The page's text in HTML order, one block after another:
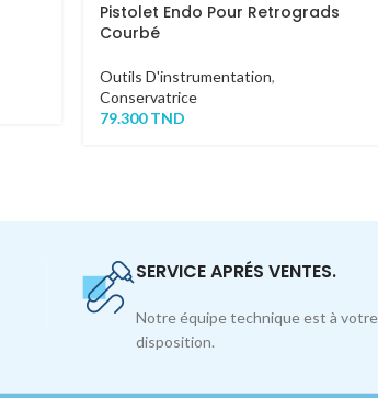
Pistolet Endo Pour Retrograds
Courbé
Outils D'instrumentation,
Conservatrice
79.300TND
SERVICE APRÉS VENTES.
Notre équipe technique est à votre
disposition.